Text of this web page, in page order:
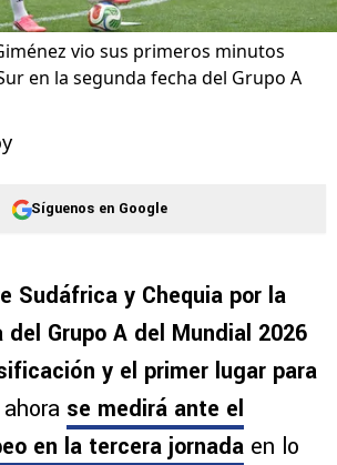
vio sus primeros minutos
en la segunda fecha del Grupo A
Síguenos en Google
Sudáfrica y Chequia por la
Grupo A del Mundial 2026
y el primer lugar para
se medirá ante el
en la tercera jornada en lo